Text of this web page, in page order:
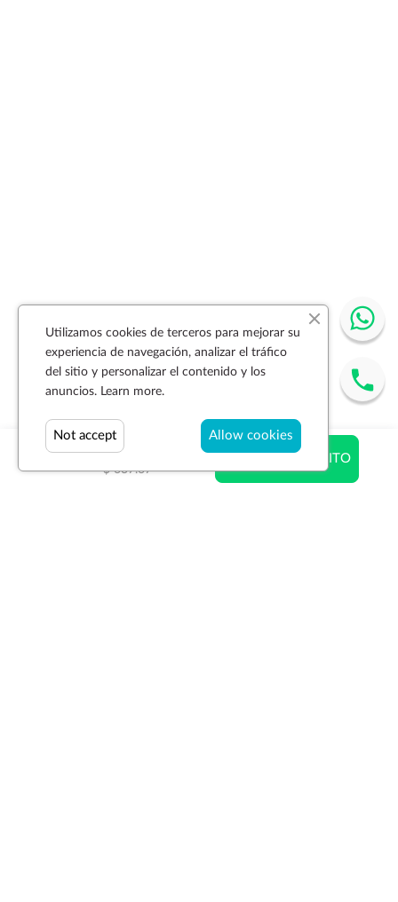
$ 382.60
$ 637.67
AÑADIR AL CARRITO
Utilizamos cookies de terceros para mejorar su
experiencia de navegación, analizar el tráfico
del sitio y personalizar el contenido y los
anuncios. Learn more.
Allow cookies
Not accept